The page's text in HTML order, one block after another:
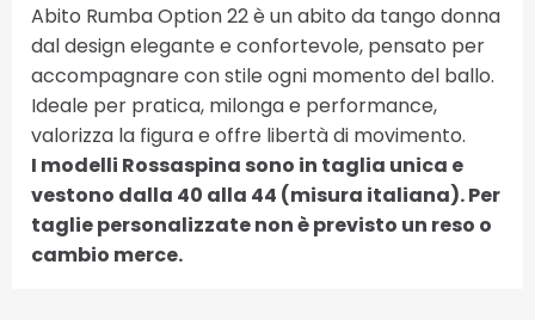
Abito Rumba Option 22 è un abito da tango donna
dal design elegante e confortevole, pensato per
accompagnare con stile ogni momento del ballo.
Ideale per pratica, milonga e performance,
valorizza la figura e offre libertà di movimento.
I modelli Rossaspina sono in taglia unica e
vestono dalla 40 alla 44 (misura italiana). Per
taglie personalizzate non è previsto un reso o
cambio merce.